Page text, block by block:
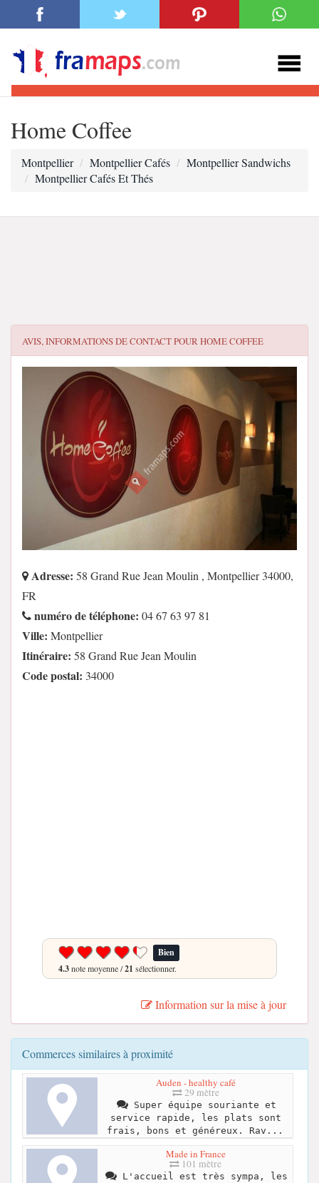
Home Coffee
Montpellier Montpellier Cafés
Montpellier Sandwichs
Montpellier Cafés Et Thés
AVIS, INFORMATIONS DE CONTACT POURHOME COFFEE
Adresse: 58 Grand Rue Jean Moulin , Montpellier 34000,
FR
numéro de téléphone: 04 67 63 97 81
Ville: Montpellier
Itinéraire: 58 Grand Rue Jean Moulin
Code postal: 34000
Bien
4.3note moyenne /21 sélectionner.
Information sur la mise à jour
Commerces similaires à proximité
Auden - healthy café
29 mètre
Super équipe souriante et
service rapide, les plats sont
frais, bons et généreux. Rav...
Made in France
101 mètre
L'accueil est très sympa, les